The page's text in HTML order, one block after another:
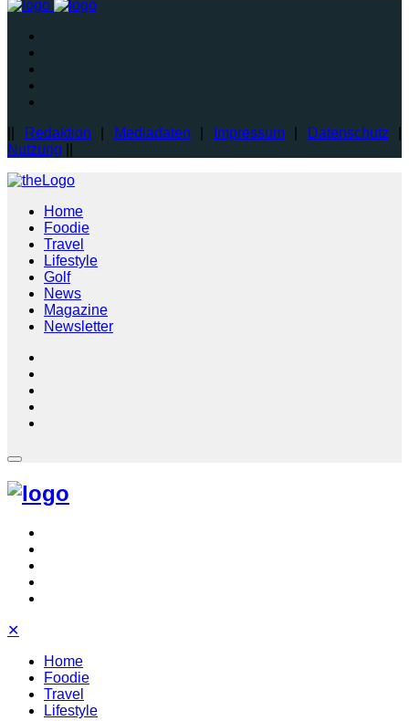
Redaktion Mediadaten Impressum| Datenschutz|
Nutzung
Home
Foodie
Travel
Lifestyle
Golf
News
Magazine
Newsletter
✕
Home
Foodie
Travel
Lifestyle